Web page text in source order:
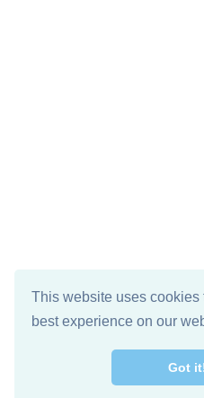
This website uses cookies
best experience on our
Got